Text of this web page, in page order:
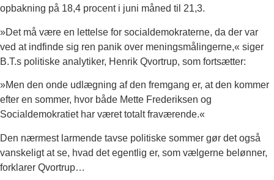
opbakning på 18,4 procent i juni måned til 21,3.
»Det må være en lettelse for socialdemokraterne, da der var
ved at indfinde sig ren panik over meningsmålingerne,« siger
B.T.s politiske analytiker, Henrik Qvortrup, som fortsætter:
»Men den onde udlægning af den fremgang er, at den kommer
efter en sommer, hvor både Mette Frederiksen og
Socialdemokratiet har været totalt fraværende.«
Den nærmest larmende tavse politiske sommer gør det også
vanskeligt at se, hvad det egentlig er, som vælgerne belønner,
forklarer Qvortrup…